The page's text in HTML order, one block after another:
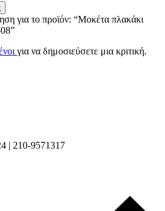
για το προϊόν: “Μοκέτα πλακάκι
για να δημοσιεύσετε μια κριτική.
| 210-9571317